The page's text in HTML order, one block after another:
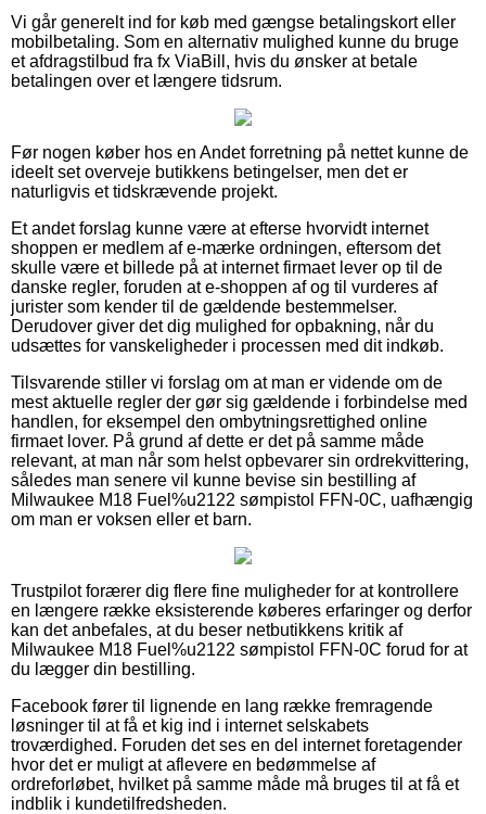
Vi går generelt ind for køb med gængse betalingskort eller
mobilbetaling. Som en alternativ mulighed kunne du bruge
et afdragstilbud fra fx ViaBill, hvis du ønsker at betale
betalingen over et længere tidsrum.
Før nogen køber hos en Andet forretning på nettet kunne de
ideelt set overveje butikkens betingelser, men det er
naturligvis et tidskrævende projekt.
Et andet forslag kunne være at efterse hvorvidt internet
shoppen er medlem af e-mærke ordningen, eftersom det
skulle være et billede på at internet firmaet lever op til de
danske regler, foruden at e-shoppen af og til vurderes af
jurister som kender til de gældende bestemmelser.
Derudover giver det dig mulighed for opbakning, når du
udsættes for vanskeligheder i processen med dit indkøb.
Tilsvarende stiller vi forslag om at man er vidende om de
mest aktuelle regler der gør sig gældende i forbindelse med
handlen, for eksempel den ombytningsrettighed online
firmaet lover. På grund af dette er det på samme måde
relevant, at man når som helst opbevarer sin ordrekvittering,
således man senere vil kunne bevise sin bestilling af
Milwaukee M18 Fuel%u2122 sømpistol FFN-0C, uafhængig
om man er voksen eller et barn.
Trustpilot forærer dig flere fine muligheder for at kontrollere
en længere række eksisterende køberes erfaringer og derfor
kan det anbefales, at du beser netbutikkens kritik af
Milwaukee M18 Fuel%u2122 sømpistol FFN-0C forud for at
du lægger din bestilling.
Facebook fører til lignende en lang række fremragende
løsninger til at få et kig ind i internet selskabets
troværdighed. Foruden det ses en del internet foretagender
hvor det er muligt at aflevere en bedømmelse af
ordreforløbet, hvilket på samme måde må bruges til at få et
indblik i kundetilfredsheden.